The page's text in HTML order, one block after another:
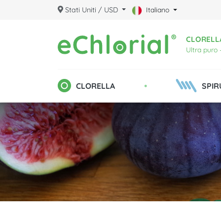
Stati Uniti / USD Italiano
Ultra puro
CLORELLA •